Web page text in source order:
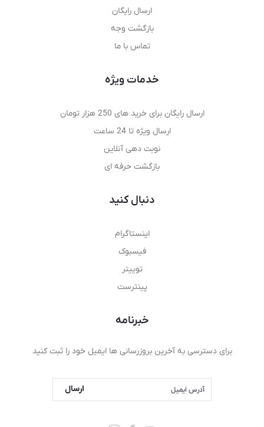
ارسال رایگان
بازگشت وجه
تماس با ما
خدمات ویژه
ارسال رایگان برای خرید های 250 هزار تومان
ارسال ویژه تا 24 ساعت
نوبت دهی آنلاین
بازگشت حرفه ای
دنبال کنید
اینستاگرام
فیسبوک
توییتر
پینترست
خبرنامه
برای دسترسی به آخرین بروزرسانی ها ایمیل خود را ثبت کنید
ارسال